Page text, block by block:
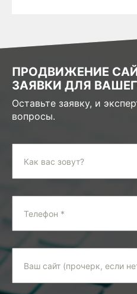
ПРОДВИЖЕНИЕ
ЗАЯВКИ ДЛЯ
Оставьте заявку, и
вопросы.
Как вас зовут?
Телефон *
Ваш сайт (прочерк, если